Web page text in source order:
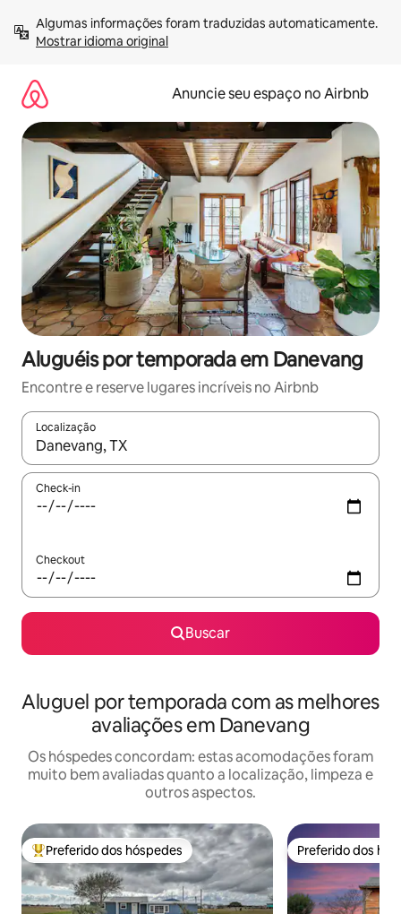
para
Mostrar idioma original
Anuncie seu espaço no Airbnb
Aluguéis por temporada em Danevang
Encontre e reserve lugares incríveis no Airbnb
Localização
Quando os resultados estiverem disponíveis, explore-os
Check-in
Checkout
Buscar
Aluguel por temporada com as melhores
avaliações em Danevang
Os hóspedes concordam: estas acomodações foram
muito bem avaliadas quanto a localização, limpeza e
outros aspectos.
Entre os melhores preferidos dos hóspedes
Preferido dos hóspedes Preferido dos
Preferido dos